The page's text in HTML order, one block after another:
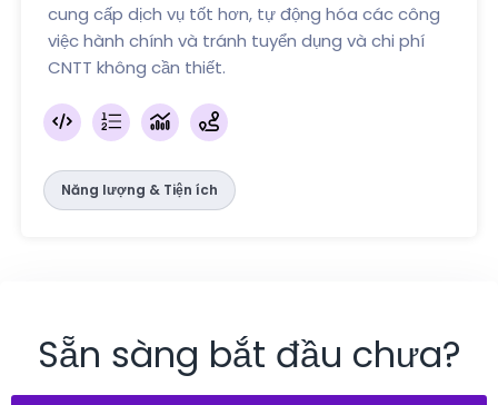
cung cấp dịch vụ tốt hơn, tự động hóa các công
việc hành chính và tránh tuyển dụng và chi phí
CNTT không cần thiết.
Năng lượng & Tiện ích
Sẵn sàng bắt đầu chưa?